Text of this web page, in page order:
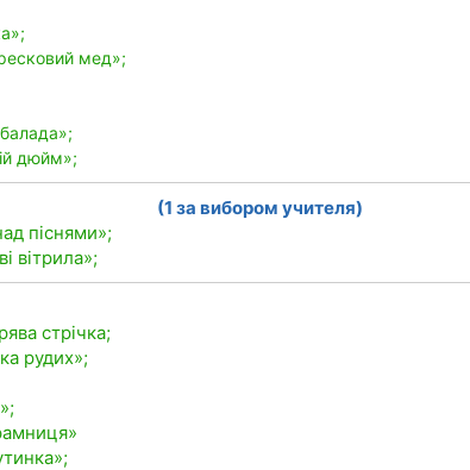
мед»;
дюйм»;
(1 за вибором учителя)
піснями»;
вітрила»;
стрічка;
рудих»;
;